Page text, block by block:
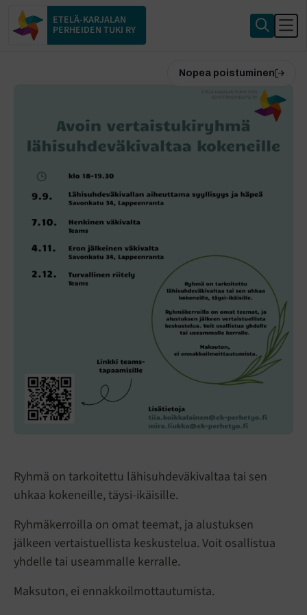
ETELÄ-KARJALAN
PERHEIDEN TUKI RY
Nopea poistuminen
Ryhmä on tarkoitettu lähisuhdeväkivaltaa tai sen
uhkaa kokeneille, täysi-ikäisille.
Ryhmäkerroilla on omat teemat, ja alustuksen
jälkeen vertaistuellista keskustelua. Voit osallistua
yhdelle tai useammalle kerralle.
Maksuton, ei ennakkoilmottautumista.